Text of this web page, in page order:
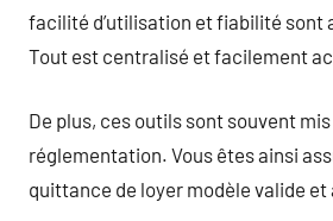
facilité d’utilisation et fiabilité sont
Tout est centralisé et facilement
De plus, ces outils sont souvent
réglementation. Vous êtes ainsi
quittance de loyer modèle valide